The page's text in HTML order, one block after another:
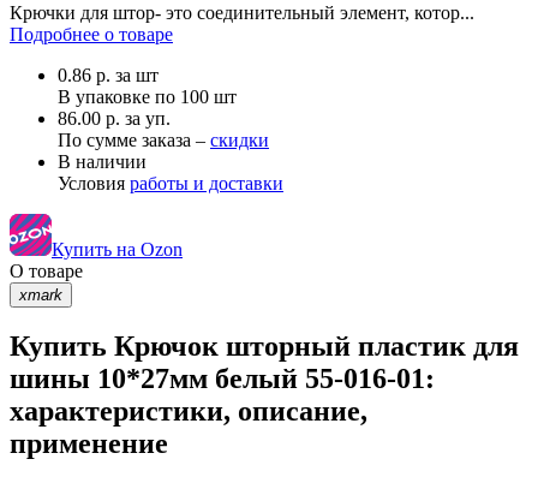
Крючки для штор- это соединительный элемент, котор...
Подробнее о товаре
0.86 р. за шт
В упаковке по 100 шт
86.00 р. за уп.
По сумме заказа – скидки
В наличии
Условия работы и доставки
Купить на Ozon
О товаре
xmark
Купить Крючок шторный пластик для
шины 10*27мм белый 55-016-01:
характеристики, описание,
применение